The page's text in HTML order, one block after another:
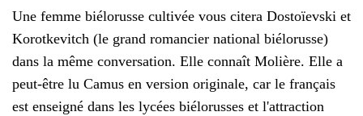
Une femme biélorusse cultivée vous citera Dostoïevski et
Korotkevitch (le grand romancier national biélorusse)
dans la même conversation. Elle connaît Molière. Elle a
peut-être lu Camus en version originale, car le français
est enseigné dans les lycées biélorusses et l'attraction